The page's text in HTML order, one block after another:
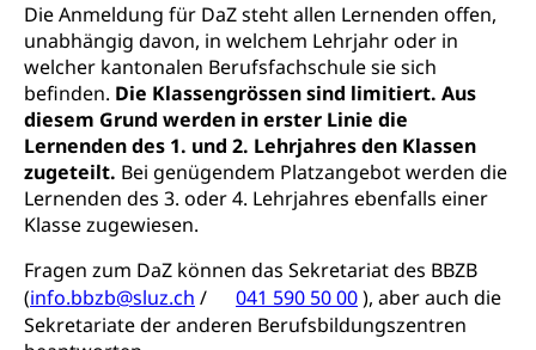
Die Anmeldung für DaZ steht allen Lernenden offen,
unabhängig davon, in welchem Lehrjahr oder in
welcher kantonalen Berufsfachschule sie sich
befinden. Die Klassengrössen sind limitiert. Aus
diesem Grund werden in erster Linie die
Lernenden des 1. und 2. Lehrjahres den Klassen
zugeteilt. Bei genügendem Platzangebot werden die
Lernenden des 3. oder 4. Lehrjahres ebenfalls einer
Klasse zugewiesen.
Fragen zum DaZ können das Sekretariat des BBZB
(info.bbzb@sluz.ch / 041 590 50 00), aber auch die
Sekretariate der anderen Berufsbildungszentren
Staatsarchiv Luzern
Zentral- und Hochschulbibliothek
Archiv der Denkmalpflege
Kulturelle Einrichtungen
Museen, Theater, Bibliotheken
Dienststelle Kultur
Kunst & Kultur (Luzern Tourismus)
Kulturförderung
Kulturpolitik, Sprachförderung, Denkmalpflege,
kulturelles Angebot, Kulturerbe, kulturelles Erbe,
Nachwuchsförderung, Vermittlung, Selektive
Förderung, Kulturausschreibungen, Kulturpreis,
Werkbeitrag, Produktionsbeitrag, Recherche,
Bildende Kunst, Angewandte Kunst, Theater/Tanz,
Musik, Entwicklung, Programmbeiträge,
Filmförderung, Regionale Förderfonds,